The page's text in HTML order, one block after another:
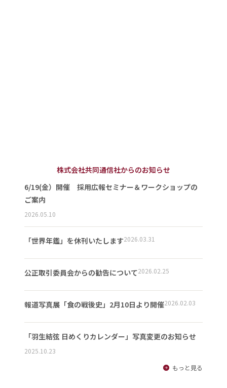
株式会社共同通信社からのお知らせ
6/19(金）開催 採用広報セミナー＆ワークショップの
ご案内
2026.05.10
「世界年鑑」を休刊いたします2026.03.31
公正取引委員会からの勧告について2026.02.25
報道写真展「食の戦後史」2月10日より開催2026.02.03
「羽生結弦 日めくりカレンダー」写真変更のお知らせ
2025.10.23
もっと見る